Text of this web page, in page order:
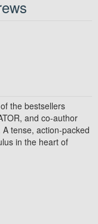
the bestsellers
and co-author
tense, action-packed
in the heart of